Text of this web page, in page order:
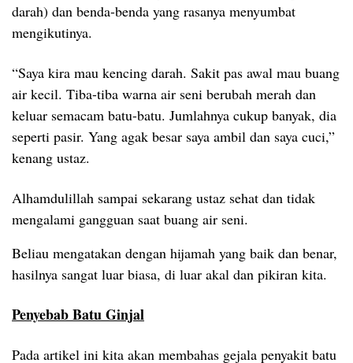
darah) dan benda-benda yang rasanya menyumbat
mengikutinya.
“Saya kira mau kencing darah. Sakit pas awal mau buang
air kecil. Tiba-tiba warna air seni berubah merah dan
keluar semacam batu-batu. Jumlahnya cukup banyak, dia
seperti pasir. Yang agak besar saya ambil dan saya cuci,”
kenang ustaz.
Alhamdulillah sampai sekarang ustaz sehat dan tidak
mengalami gangguan saat buang air seni.
Beliau mengatakan dengan hijamah yang baik dan benar,
hasilnya sangat luar biasa, di luar akal dan pikiran kita.
Penyebab Batu Ginjal
Pada artikel ini kita akan membahas gejala penyakit batu